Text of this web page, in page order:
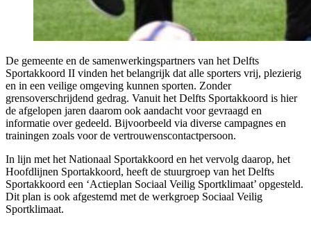
De gemeente en de samenwerkingspartners van het Delfts
Sportakkoord II vinden het belangrijk dat alle sporters vrij, plezierig
en in een veilige omgeving kunnen sporten. Zonder
grensoverschrijdend gedrag. Vanuit het Delfts Sportakkoord is hier
de afgelopen jaren daarom ook aandacht voor gevraagd en
informatie over gedeeld. Bijvoorbeeld via diverse campagnes en
trainingen zoals voor de vertrouwenscontactpersoon.
In lijn met het Nationaal Sportakkoord en het vervolg daarop, het
Hoofdlijnen Sportakkoord, heeft de stuurgroep van het Delfts
Sportakkoord een ‘Actieplan Sociaal Veilig Sportklimaat’ opgesteld.
Dit plan is ook afgestemd met de werkgroep Sociaal Veilig
Sportklimaat.